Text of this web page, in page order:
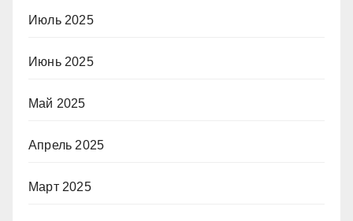
Июль 2025
Июнь 2025
Май 2025
Апрель 2025
Март 2025